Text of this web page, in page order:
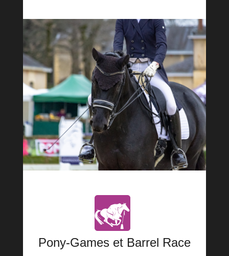
Pony-Games et Barrel Race